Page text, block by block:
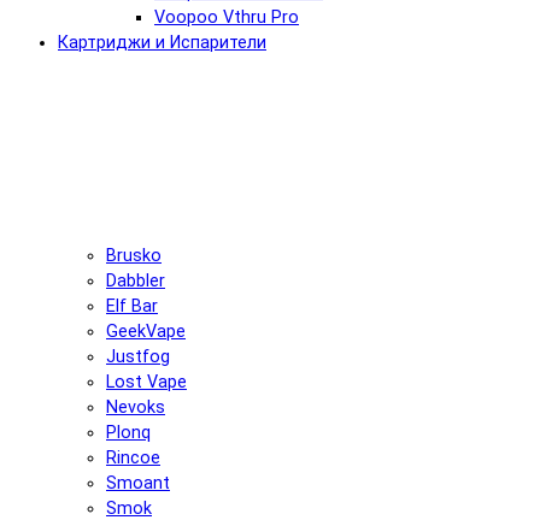
Voopoo Vthru Pro
Картриджи и Испарители
Brusko
Dabbler
Elf Bar
GeekVape
Justfog
Lost Vape
Nevoks
Plonq
Rincoe
Smoant
Smok